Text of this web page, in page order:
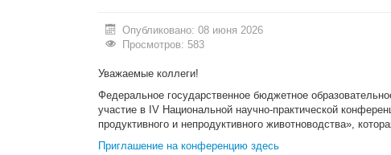
Опубликовано: 08 июня 2026
Просмотров: 583
Уважаемые коллеги!
Федеральное государственное бюджетное
участие в IV Национальной научно-практической
продуктивного и непродуктивного животноводства»,
Приглашение на конференцию здесь